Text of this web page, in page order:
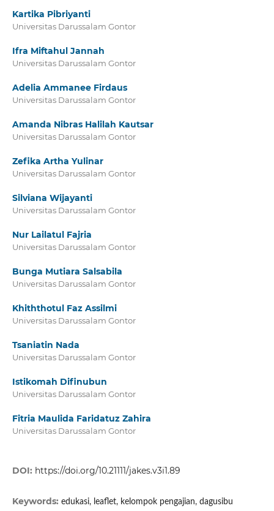
Kartika Pibriyanti
Universitas Darussalam Gontor
Ifra Miftahul Jannah
Universitas Darussalam Gontor
Adelia Ammanee Firdaus
Universitas Darussalam Gontor
Amanda Nibras Halilah Kautsar
Universitas Darussalam Gontor
Zefika Artha Yulinar
Universitas Darussalam Gontor
Silviana Wijayanti
Universitas Darussalam Gontor
Nur Lailatul Fajria
Universitas Darussalam Gontor
Bunga Mutiara Salsabila
Universitas Darussalam Gontor
Khiththotul Faz Assilmi
Universitas Darussalam Gontor
Tsaniatin Nada
Universitas Darussalam Gontor
Istikomah Difinubun
Universitas Darussalam Gontor
Fitria Maulida Faridatuz Zahira
Universitas Darussalam Gontor
DOI: https://doi.org/10.21111/jakes.v3i1.89
Keywords: edukasi, leaflet, kelompok pengajian, dagusibu